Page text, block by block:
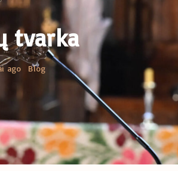
tvarka
ago Blog